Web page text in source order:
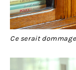
Ce serait